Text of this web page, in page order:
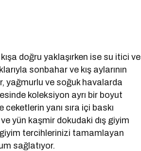
doğru yaklaşırken ise su itici ve
sonbahar ve kış aylarının
yağmurlu ve soğuk havalarda
koleksiyon ayrı bir boyut
yanı sıra içi baskı
yün kaşmir dokudaki dış giyim
giyim tercihlerinizi tamamlayan
sağlatıyor.